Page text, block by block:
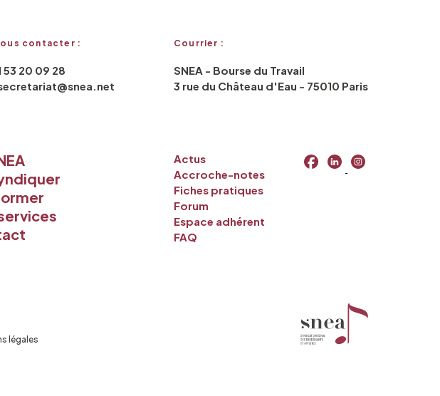
contacter :
53 20 09 28
Courrier :
SNEA - Bourse du Travail
3 rue du Château d'Eau - 75010 Paris
Actus
Accroche-notes
Fiches pratiques
Forum
Espace adhérent
FAQ
légales